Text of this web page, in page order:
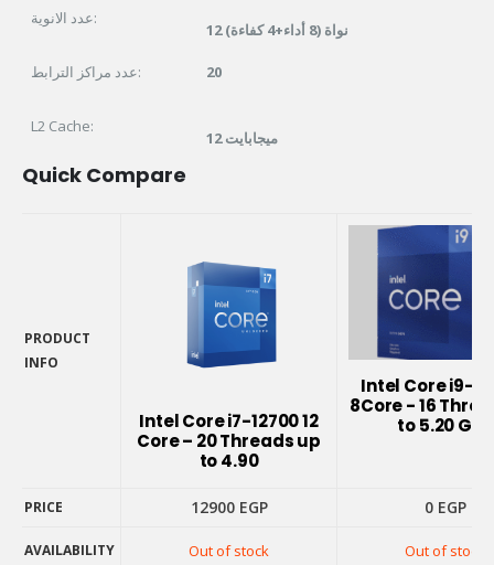
عدد الانوية:
12 نواة (8 أداء+4 كفاءة)
عدد مراكز الترابط: 20
L2 Cache:
12 ميجابايت
Quick Compare
PRODUCT
INFO
Intel Core i7-12700 12
Core – 20 Threads up
to 4.90
Intel Core i9-
8Core - 16
to 5.20 GHz
PRICE 12900 EGP 0 EGP
AVAILABILITY Out of stock Out of stock
PRICE